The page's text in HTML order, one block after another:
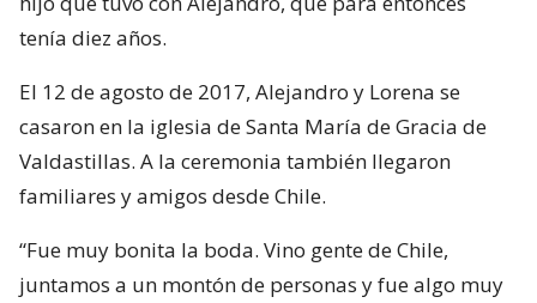
tenía diez años.
El 12 de agosto de 2017, Alejandro y Lorena se
casaron en la iglesia de Santa María de Gracia de
Valdastillas. A la ceremonia también llegaron
familiares y amigos desde Chile.
“Fue muy bonita la boda. Vino gente de Chile,
juntamos a un montón de personas y fue algo muy